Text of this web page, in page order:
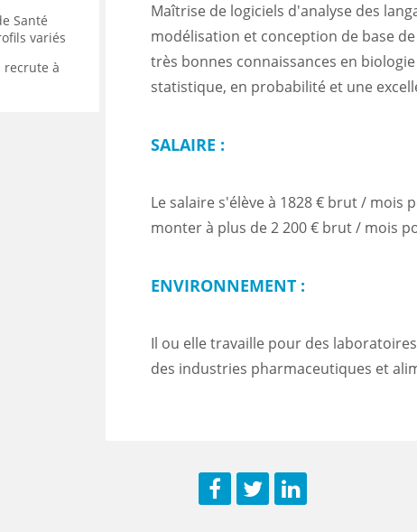
Maîtrise de logiciels d'analyse des
modélisation et conception de base
très bonnes connaissances en
statistique, en probabilité et une
SALAIRE :
Le salaire s'élève à 1828 € brut / mois
monter à plus de 2 200 € brut / mois
ENVIRONNEMENT :
Il ou elle travaille pour des
des industries pharmaceutiques et
Santé
variés
recrute à